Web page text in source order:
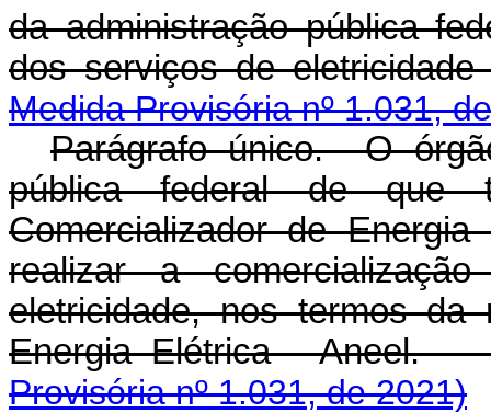
da administração pública
dos serviços de
Medida Provisória nº 1.031,
Parágrafo único. O
pública federal de
Comercializador de
realizar a
eletricidade, nos termos da
Energia Elétrica -
Provisória nº 1.031, de 2021)